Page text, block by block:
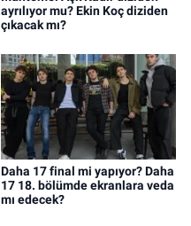
ayrılıyor mu? Ekin Koç diziden
çıkacak mı?
Daha 17 final mi yapıyor? Daha
17 18. bölümde ekranlara veda
mı edecek?